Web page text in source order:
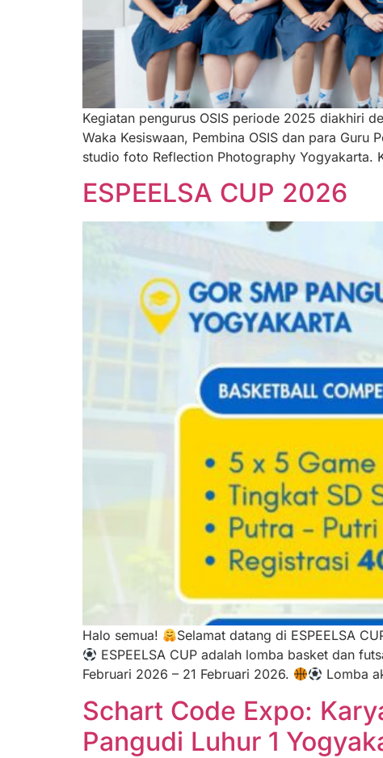
Kegiatan pengurus OSIS periode 2025 diakhiri
Waka Kesiswaan, Pembina OSIS dan para
studio foto Reflection Photography
ESPEELSA CUP 2026
Halo semua! Selamat datang di ESPEELSA
ESPEELSA CUP adalah lomba basket dan
Februari 2026 – 21 Februari 2026.
Lomba
Schart Code Expo:
Pangudi Luhur 1